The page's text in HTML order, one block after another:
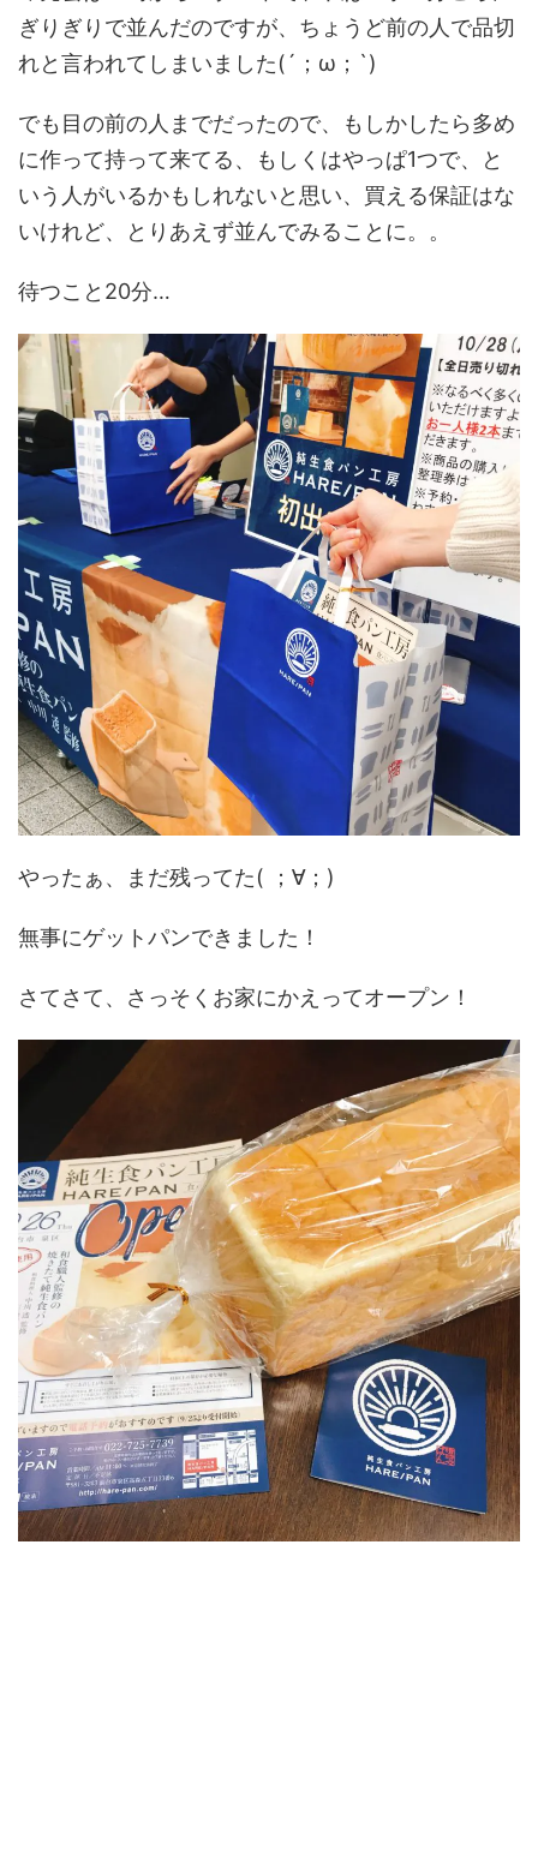
ぎりぎりで並んだのですが、ちょうど前の人で品切
れと言われてしまいました(´；ω；`)
でも目の前の人までだったので、もしかしたら多め
に作って持って来てる、もしくはやっぱ1つで、と
いう人がいるかもしれないと思い、買える保証はな
いけれど、とりあえず並んでみることに。。
待つこと20分…
やったぁ、まだ残ってた( ；∀；)
無事にゲットパンできました！
さてさて、さっそくお家にかえってオープン！